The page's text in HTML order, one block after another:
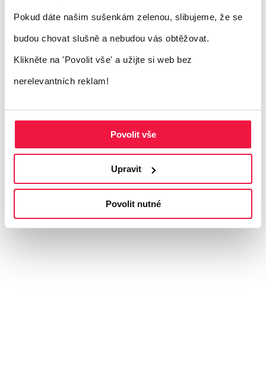
Pokud dáte našim sušenkám zelenou, slibujeme, že se
budou chovat slušně a nebudou vás obtěžovat.
Klikněte na 'Povolit vše' a užijte si web bez
nerelevantních reklam!
Povolit vše
Upravit
Povolit nutné